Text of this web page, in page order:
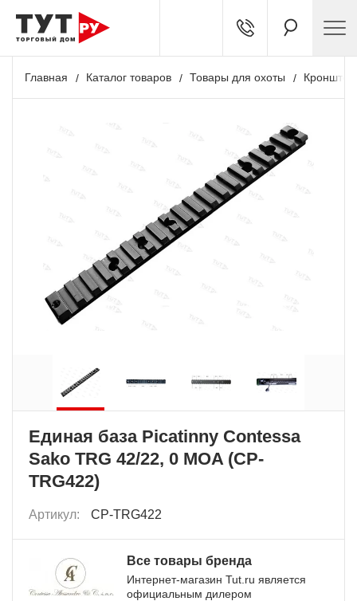
Главная Каталог товаров Товары для охоты
Единая база Picatinny Contessa
Sako TRG 42/22, 0 MOA (CP-
TRG422)
Артикул: CP-TRG422
Все товары бренда
Интернет-магазин Tut.ru является
официальным дилером